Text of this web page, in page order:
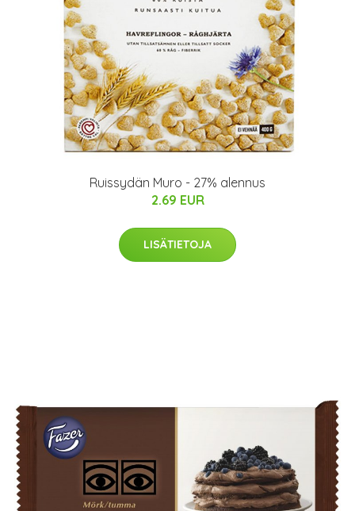
Ruissydän Muro - 27% alennus
2.69 EUR
LISÄTIETOJA